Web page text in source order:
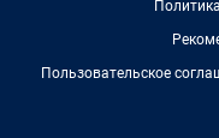
Пользовательское